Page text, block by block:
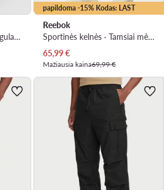
Chinos kelnes · Pilka · Regular Fit
papildoma -15% Kodas: LAST
Reebok
Sportinės kelnės · Tamsiai mėlyna · Regular Fit
Dabartinė kaina
65,99€
Mažiausia kaina69,99 €